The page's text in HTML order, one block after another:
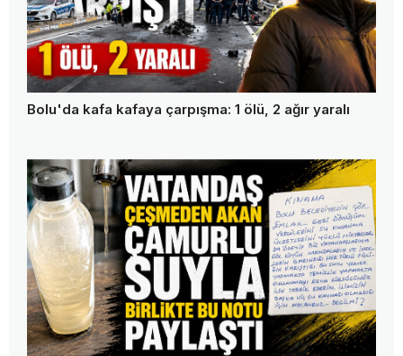
Bolu'da kafa kafaya çarpışma: 1 ölü, 2 ağır yaralı